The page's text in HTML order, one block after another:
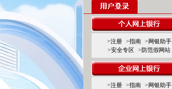
>注册 >指南
>网银助手
>安全专区
>防范假网站
>注册 >指南 >网银助手